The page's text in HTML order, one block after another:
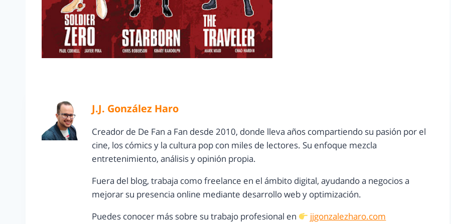
J.J. González Haro
Creador de De Fan a Fan desde 2010, donde lleva años compartiendo su pasión por el
cine, los cómics y la cultura pop con miles de lectores. Su enfoque mezcla
entretenimiento, análisis y opinión propia.
Fuera del blog, trabaja como freelance en el ámbito digital, ayudando a negocios a
mejorar su presencia online mediante desarrollo web y optimización.
Puedes conocer más sobre su trabajo profesional en
jjgonzalezharo.com